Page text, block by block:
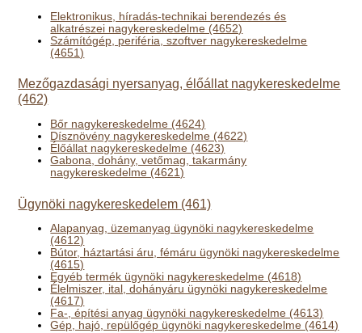
Elektronikus, híradás-technikai berendezés és
alkatrészei nagykereskedelme (4652)
Számítógép, periféria, szoftver nagykereskedelme
(4651)
Mezőgazdasági nyersanyag, élőállat nagykereskedelme
(462)
Bőr nagykereskedelme (4624)
Dísznövény nagykereskedelme (4622)
Élőállat nagykereskedelme (4623)
Gabona, dohány, vetőmag, takarmány
nagykereskedelme (4621)
Ügynöki nagykereskedelem (461)
Alapanyag, üzemanyag ügynöki nagykereskedelme
(4612)
Bútor, háztartási áru, fémáru ügynöki nagykereskedelme
(4615)
Egyéb termék ügynöki nagykereskedelme (4618)
Élelmiszer, ital, dohányáru ügynöki nagykereskedelme
(4617)
Fa-, építési anyag ügynöki nagykereskedelme (4613)
Gép, hajó, repülőgép ügynöki nagykereskedelme (4614)